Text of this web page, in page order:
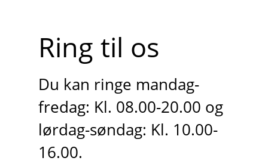
Ring til os
Du kan ringe mandag-
fredag: Kl. 08.00-20.00 og
lørdag-søndag: Kl. 10.00-
16.00.